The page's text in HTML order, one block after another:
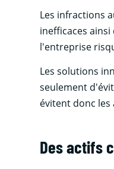
Les infractions
inefficaces
l'entreprise
Les solutions
seulement
évitent donc les
Des actifs